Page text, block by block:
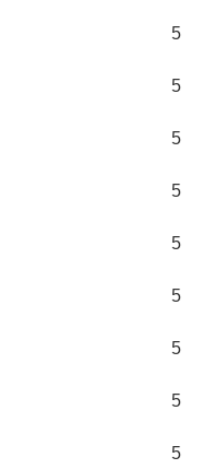
5
5
5
5
5
5
5
5
5